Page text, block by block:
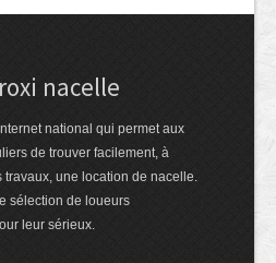
nacelle
national qui permet aux
de trouver facilement, à
une location de nacelle.
sélection de loueurs
leur sérieux.